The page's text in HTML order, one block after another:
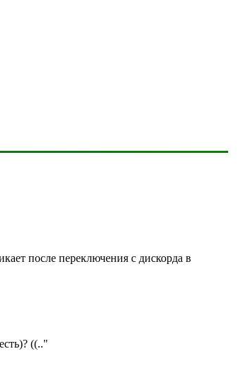
после переключения с дискорда в
((.."